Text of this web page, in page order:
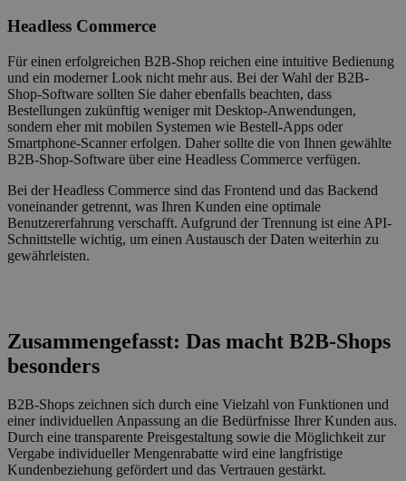
Headless Commerce
Für einen erfolgreichen B2B-Shop reichen eine intuitive Bedienung
und ein moderner Look nicht mehr aus. Bei der Wahl der B2B-
Shop-Software sollten Sie daher ebenfalls beachten, dass
Bestellungen zukünftig weniger mit Desktop-Anwendungen,
sondern eher mit mobilen Systemen wie Bestell-Apps oder
Smartphone-Scanner erfolgen. Daher sollte die von Ihnen gewählte
B2B-Shop-Software über eine Headless Commerce verfügen.
Bei der Headless Commerce sind das Frontend und das Backend
voneinander getrennt, was Ihren Kunden eine optimale
Benutzererfahrung verschafft. Aufgrund der Trennung ist eine API-
Schnittstelle wichtig, um einen Austausch der Daten weiterhin zu
gewährleisten.
Zusammengefasst: Das macht B2B-Shops
besonders
B2B-Shops zeichnen sich durch eine Vielzahl von Funktionen und
einer individuellen Anpassung an die Bedürfnisse Ihrer Kunden aus.
Durch eine transparente Preisgestaltung sowie die Möglichkeit zur
Vergabe individueller Mengenrabatte wird eine langfristige
Kundenbeziehung gefördert und das Vertrauen gestärkt.